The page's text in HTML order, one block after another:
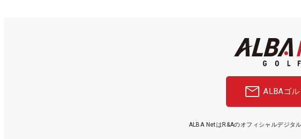
ALBAゴ
ALBA NetはR&Aのオフィシャルデジタ